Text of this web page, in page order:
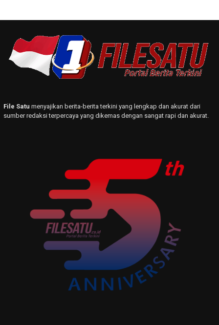
File Satu menyajikan berita-berita terkini yang lengkap dan akurat dari
sumber redaksi terpercaya yang dikemas dengan sangat rapi dan akurat.